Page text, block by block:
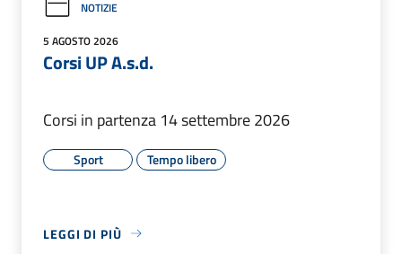
NOTIZIE
5 AGOSTO 2026
Corsi UP A.s.d.
Corsi in partenza 14 settembre 2026
Sport Tempo libero
LEGGI DI PIÙ